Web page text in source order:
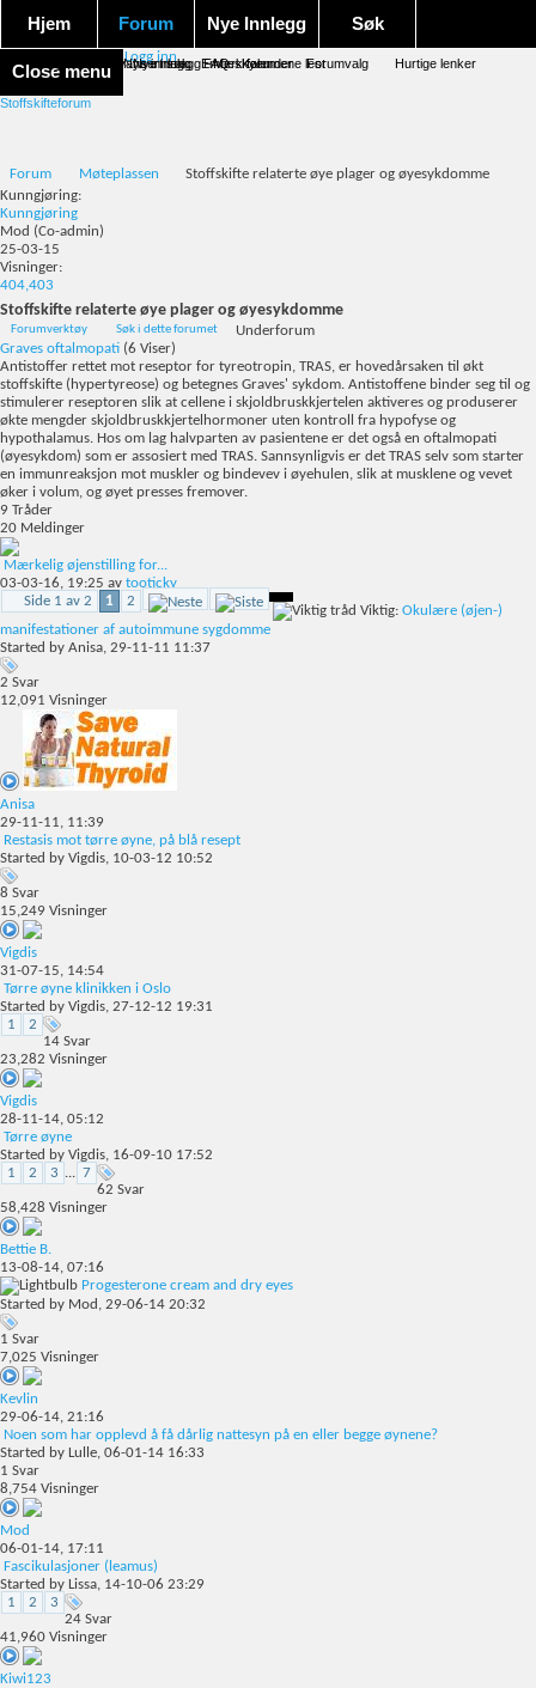
Hjem Forum
Nye innlegg FAQ Kalender Forumvalg Hurtige lenker
Nye Innlegg
Nye innlegg Merk forumene lest
Søk
Avansert søk Emneskyen
Close menu
Logg inn
Stoffskifteforum
Forum Møteplassen
Stoffskifte relaterte øye plager og øyesykdomme
Kunngjøring:
Kunngjøring
Mod (Co-admin)
25-03-15
Visninger:
404,403
Stoffskifte relaterte øye plager og øyesykdomme
Forumverktøy Søk i dette forumet
Underforum
Graves oftalmopati (6 Viser)
Antistoffer rettet mot reseptor for tyreotropin, TRAS, er hovedårsaken til økt
stoffskifte (hypertyreose) og betegnes Graves' sykdom. Antistoffene binder seg til og
stimulerer reseptoren slik at cellene i skjoldbruskkjertelen aktiveres og produserer
økte mengder skjoldbruskkjertelhormoner uten kontroll fra hypofyse og
hypothalamus. Hos om lag halvparten av pasientene er det også en oftalmopati
(øyesykdom) som er assosiert med TRAS. Sannsynligvis er det TRAS selv som starter
en immunreaksjon mot muskler og bindevev i øyehulen, slik at musklene og vevet
øker i volum, og øyet presses fremover.
9 Tråder
20 Meldinger
Mærkelig øjenstilling for...
03-03-16, 19:25 av tooticky
Side 1 av 2
1 2
Viktig: Okulære (øjen-)
manifestationer af autoimmune sygdomme
Started by Anisa, 29-11-11 11:37
2 Svar
12,091 Visninger
Anisa
29-11-11, 11:39
Restasis mot tørre øyne, på blå resept
Started by Vigdis, 10-03-12 10:52
8 Svar
15,249 Visninger
Vigdis
31-07-15, 14:54
Tørre øyne klinikken i Oslo
Started by Vigdis, 27-12-12 19:31
1
2
14 Svar
23,282 Visninger
Vigdis
28-11-14, 05:12
Tørre øyne
Started by Vigdis, 16-09-10 17:52
1
2 3 ... 7
62 Svar
58,428 Visninger
Bettie B.
13-08-14, 07:16
Progesterone cream and dry eyes
Started by Mod , 29-06-14 20:32
1 Svar
7,025 Visninger
Kevlin
29-06-14, 21:16
Noen som har opplevd å få dårlig nattesyn på en eller begge øynene?
Started by Lulle, 06-01-14 16:33
1 Svar
8,754 Visninger
Mod
06-01-14, 17:11
Fascikulasjoner (leamus)
Started by Lissa, 14-10-06 23:29
1
2
3
24 Svar
41,960 Visninger
Kiwi123